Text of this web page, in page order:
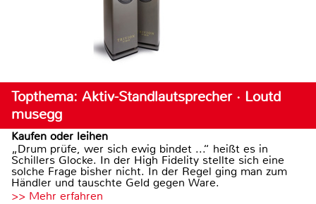
Topthema: Aktiv-Standlautsprecher · Loutd
musegg
Kaufen oder leihen
„Drum prüfe, wer sich ewig bindet ...“ heißt es in
Schillers Glocke. In der High Fidelity stellte sich eine
solche Frage bisher nicht. In der Regel ging man zum
Händler und tauschte Geld gegen Ware.
>> Mehr erfahren